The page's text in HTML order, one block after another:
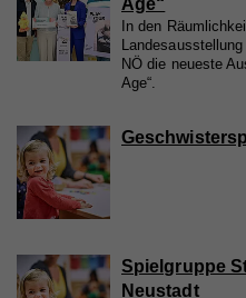
Age“
In den
NÖ die neueste
Age“.
Spielgruppe
Neustadt